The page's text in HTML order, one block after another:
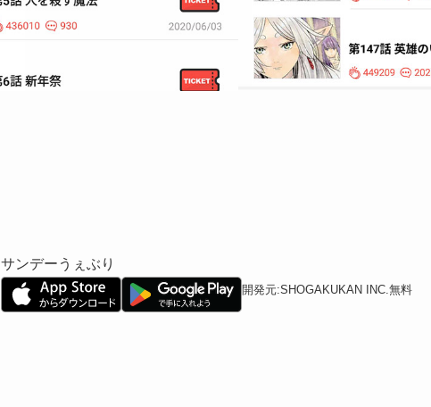
サンデーうぇぶり
開発元:SHOGAKUKAN INC. 無料